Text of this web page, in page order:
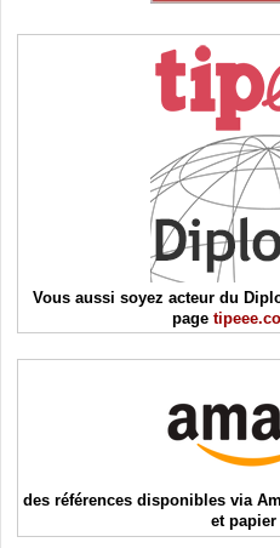
Vous aussi soyez acteur du
page
des références disponibles via
et